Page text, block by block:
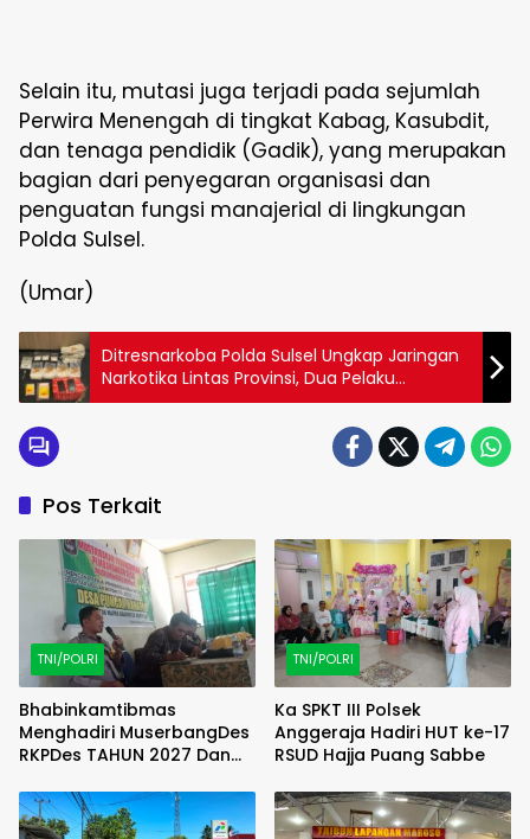
Selain itu, mutasi juga terjadi pada sejumlah
Perwira Menengah di tingkat Kabag, Kasubdit,
dan tenaga pendidik (Gadik), yang merupakan
bagian dari penyegaran organisasi dan
penguatan fungsi manajerial di lingkungan
Polda Sulsel.
(Umar)
Ditresnarkoba Polda Sulsel Ungkap Jaringan
Narkotika Lintas Provinsi, Dua Pelaku
Diamankan dengan Barang Bukti 4,4 Kg
Pos Terkait
TNI/POLRI
Bhabinkamtibmas
Menghadiri MuserbangDes
RKPDes TAHUN 2027 Dan
Puncak Harapan
TNI/POLRI
Ka SPKT III Polsek
Anggeraja Hadiri HUT ke-17
RSUD Hajja Puang Sabbe